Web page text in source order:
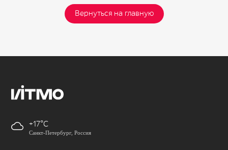
Вернуться на главную
+17
Санкт-Петербург, Россия